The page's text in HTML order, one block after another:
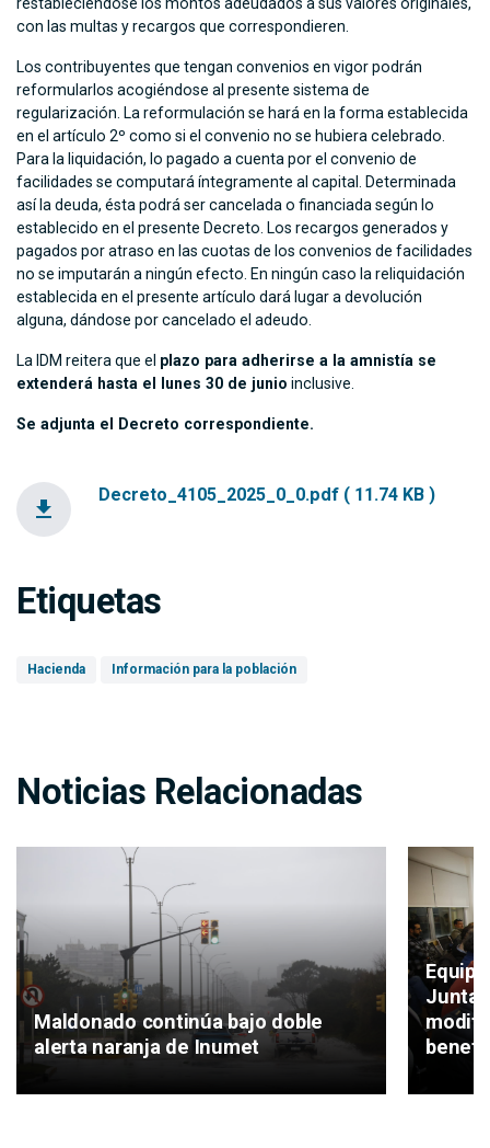
con las multas y recargos que correspondieren.
Los contribuyentes que tengan convenios en vigor podrán
reformularlos acogiéndose al presente sistema de
regularización. La reformulación se hará en la forma establecida
en el artículo 2º como si el convenio no se hubiera celebrado.
Para la liquidación, lo pagado a cuenta por el convenio de
facilidades se computará íntegramente al capital. Determinada
así la deuda, ésta podrá ser cancelada o financiada según lo
establecido en el presente Decreto. Los recargos generados y
pagados por atraso en las cuotas de los convenios de facilidades
no se imputarán a ningún efecto. En ningún caso la reliquidación
establecida en el presente artículo dará lugar a devolución
alguna, dándose por cancelado el adeudo.
La IDM reitera que el plazo para adherirse a la amnistía se
extenderá hasta el lunes 30 de junio inclusive.
Se adjunta el Decreto correspondiente.
file_download
Decreto_4105_2025_0_0.pdf ( 11.74 KB )
Etiquetas
Hacienda Información para la población
Noticias Relacionadas
Maldonado continúa bajo doble
alerta naranja de Inumet
Junta